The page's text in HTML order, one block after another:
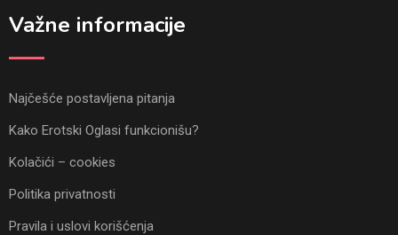
Važne informacije
Najčešće postavljena pitanja
Kako Erotski Oglasi funkcionišu?
Kolačići – cookies
Politika privatnosti
Pravila i uslovi korišćenja